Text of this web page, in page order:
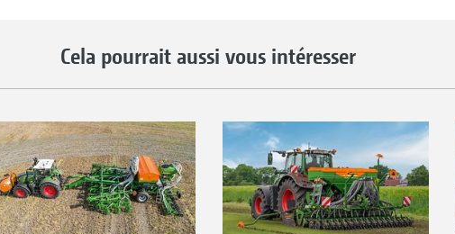
Cela pourrait aussi vous intéresser